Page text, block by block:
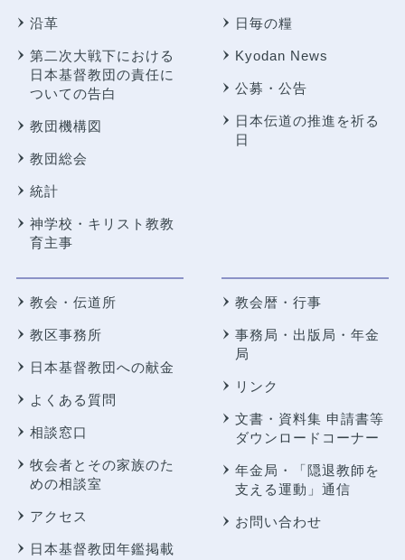
沿革
第二次大戦下における
日本基督教団の責任に
ついての告白
教団機構図
教団総会
統計
神学校・キリスト教教
育主事
日毎の糧
Kyodan News
公募・公告
日本伝道の推進を祈る
日
教会・伝道所
教区事務所
日本基督教団への献金
よくある質問
相談窓口
牧会者とその家族のた
めの相談室
アクセス
日本基督教団年鑑掲載
教会暦・行事
事務局・出版局・年金
局
リンク
文書・資料集 申請書等
ダウンロードコーナー
年金局・
「隠退教師を
支える運動」通信
お問い合わせ